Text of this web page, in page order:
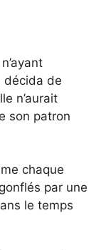
décida de
n’aurait
son patron
chaque
par une
le temps